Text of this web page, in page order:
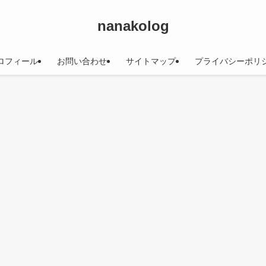
nanakolog
フィール お問い合わせ サイトマップ プライバシーポリ